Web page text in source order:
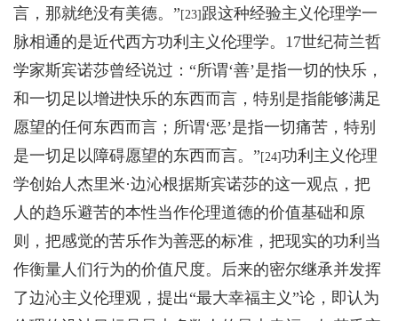
言，那就绝没有美德。” [23] 跟这种经验主义伦理学一
脉相通的是近代西方功利主义伦理学。17世纪荷兰哲
学家斯宾诺莎曾经说过：“所谓‘善’是指一切的快乐，
和一切足以增进快乐的东西而言，特别是指能够满足
愿望的任何东西而言；所谓‘恶’是指一切痛苦，特别
是一切足以障碍愿望的东西而言。” [24]功利主义伦理
学创始人杰里米·边沁根据斯宾诺莎的这一观点，把
人的趋乐避苦的本性当作伦理道德的价值基础和原
则，把感觉的苦乐作为善恶的标准，把现实的功利当
作衡量人们行为的价值尺度。后来的密尔继承并发挥
了边沁主义伦理观，提出“最大幸福主义”论，即认为